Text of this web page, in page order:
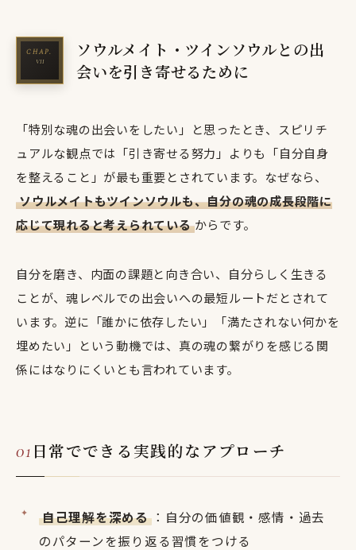
ソウルメイト・ツインソウルとの出
会いを引き寄せるために
「特別な魂の出会いをしたい」と思ったとき、スピリチ
ュアルな観点では「引き寄せる努力」よりも「自分自身
を整えること」が最も重要とされています。なぜなら、
ソウルメイトもツインソウルも、自分の魂の成長段階に
応じて現れると考えられているからです。
自分を磨き、内面の課題と向き合い、自分らしく生きる
ことが、魂レベルでの出会いへの最短ルートだとされて
います。逆に「誰かに依存したい」「満たされない何かを
埋めたい」という動機では、真の魂の繋がりを感じる関
係にはなりにくいとも言われています。
日常でできる実践的なアプローチ
自己理解を深める ：自分の価値観・感情・過去
のパターンを振り返る習慣をつける